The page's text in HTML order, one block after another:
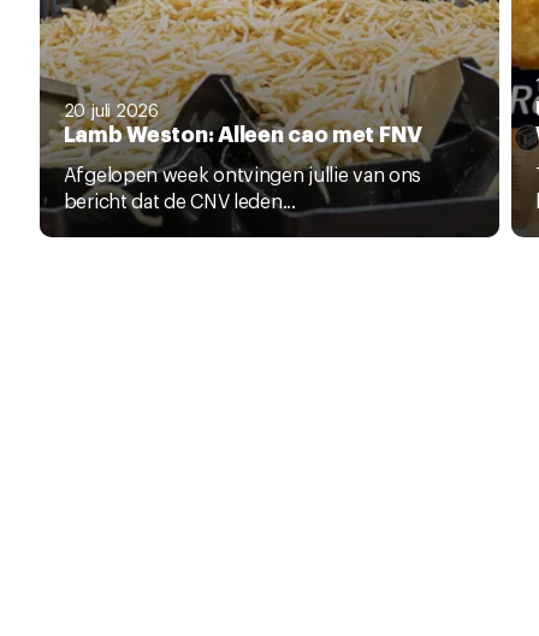
20 juli 2026
Lamb Weston: Alleen cao met FNV
Afgelopen week ontvingen jullie van ons
bericht dat de CNV leden...